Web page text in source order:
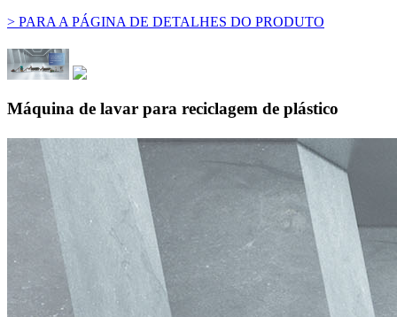
> PARA A PÁGINA DE DETALHES DO PRODUTO
Máquina de lavar para reciclagem de plástico